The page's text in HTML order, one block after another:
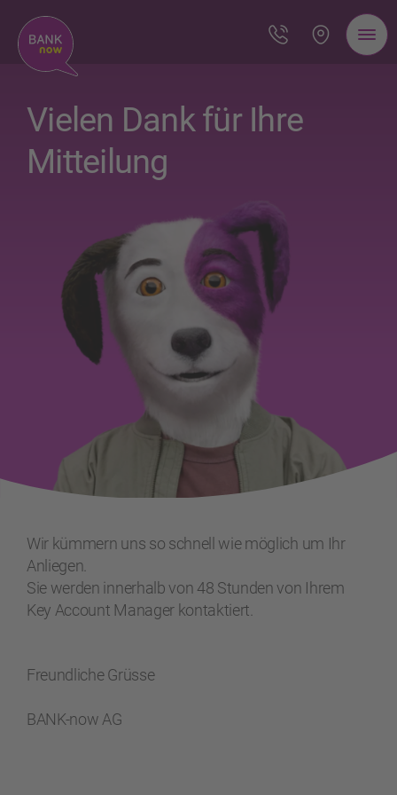
Vielen Dank für Ihre
Mitteilung
Wir kümmern uns so schnell wie möglich um Ihr
Anliegen.
Sie werden innerhalb von 48 Stunden von Ihrem
Key Account Manager kontaktiert.
Freundliche Grüsse
BANK-now AG